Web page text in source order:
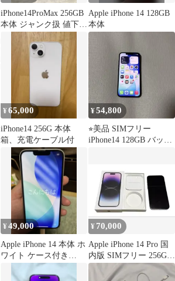
iPhone14ProMax 256GB
本体 ジャンク扱 値下げ
Apple iPhone 14 128GB
本体
¥65,000
iPhone14 256G 本体
箱、充電ケーブル付
¥54,800
⭐︎美品 SIMフリー
iPhone14 128GB バッテ
¥49,000
Apple iPhone 14 本体 ホ
ワイト ケース付き
¥ 70,000
Apple iPhone 14 Pro 国
内版 SIMフリー 256GB
本体